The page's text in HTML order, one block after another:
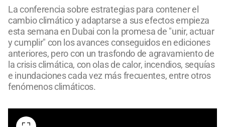
La conferencia sobre estrategias para contener el
cambio climático y adaptarse a sus efectos empieza
esta semana en Dubai con la promesa de "unir, actuar
y cumplir" con los avances conseguidos en ediciones
anteriores, pero con un trasfondo de agravamiento de
la crisis climática, con olas de calor, incendios, sequías
e inundaciones cada vez más frecuentes, entre otros
fenómenos climáticos.